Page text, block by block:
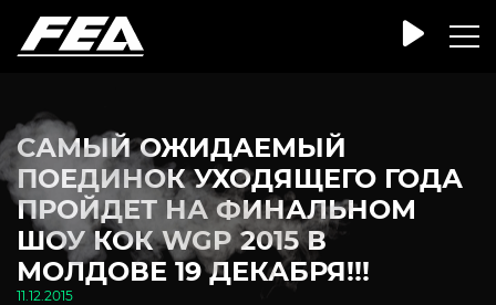
САМЫЙ ОЖИДАЕМЫЙ
ПОЕДИНОК УХОДЯЩЕГО ГОДА
ПРОЙДЕТ НА ФИНАЛЬНОМ
ШОУ КОК WGP 2015 В
МОЛДОВЕ 19 ДЕКАБРЯ!!!
11.12.2015